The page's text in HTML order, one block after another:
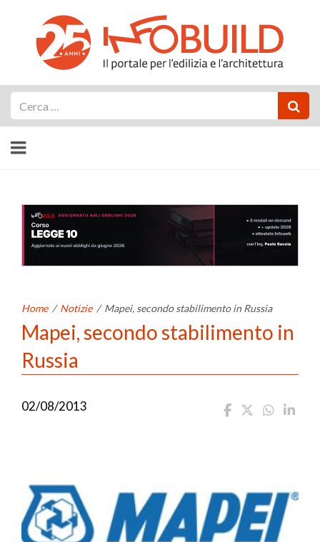
Home / Notizie / Mapei, secondo stabilimento in Russia
Mapei, secondo stabilimento in
Russia
02/08/2013